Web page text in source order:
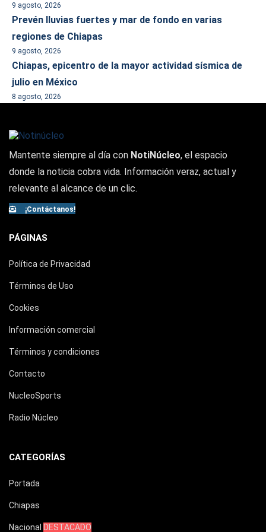
9 agosto, 2026
Prevén lluvias fuertes y mar de fondo en varias
regiones de Chiapas
9 agosto, 2026
Chiapas, epicentro de la mayor actividad sísmica de
julio en México
8 agosto, 2026
Mantente siempre al día con NotiNúcleo, el espacio
donde la noticia cobra vida. Información veraz, actual y
relevante al alcance de un clic.
¡Contáctanos!
PÁGINAS
Política de Privacidad
Términos de Uso
Cookies
Información comercial
Términos y condiciones
Contacto
NucleoSports
Radio Núcleo
CATEGORÍAS
Portada
Chiapas
Nacional DESTACADO